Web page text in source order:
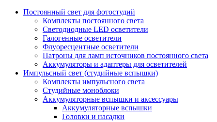
Постоянный свет для фотостудий
Комплекты постоянного света
Светодиодные LED осветители
Галогенные осветители
Флуоресцентные осветители
Патроны для ламп источников постоянного света
Аккумуляторы и адаптеры для осветителей
Импульсный свет (студийные вспышки)
Комплекты импульсного света
Студийные моноблоки
Аккумуляторные вспышки и аксессуары
Аккумуляторные вспышки
Головки и насадки